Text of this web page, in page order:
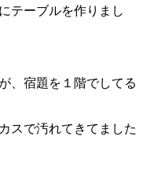
テーブルを作りまし
、宿題を１階でしてる
スで汚れてきてました